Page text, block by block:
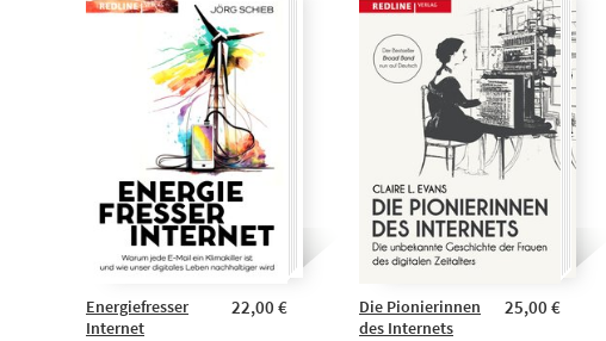
22,00 €
Energiefresser
Internet
25,00 €
Die Pionierinnen
des Internets